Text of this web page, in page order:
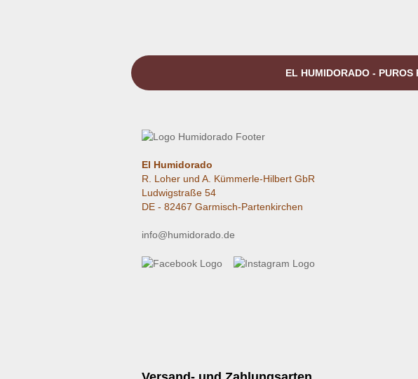
EL HUMIDORADO -
El Humidorado
R. Loher und A. Kümmerle-Hilbert GbR
Ludwigstraße 54
DE - 82467 Garmisch-Partenkirchen
info@humidorado.de